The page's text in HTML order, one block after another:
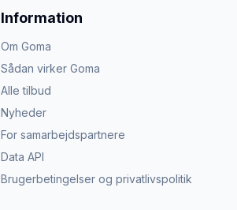
Information
Om Goma
Sådan virker Goma
Alle tilbud
Nyheder
For samarbejdspartnere
Data API
Brugerbetingelser og privatlivspolitik